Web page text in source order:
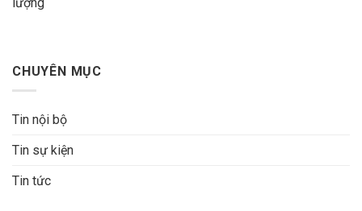
CHUYÊN MỤC
Tin nội bộ
Tin sự kiện
Tin tức